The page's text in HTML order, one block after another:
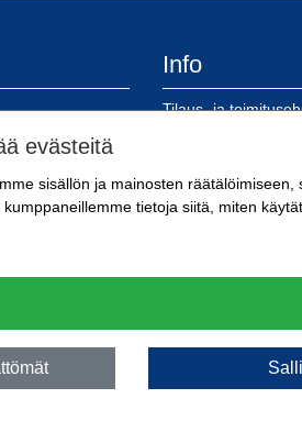
Info
Tilaus- ja
Ohjeet
Toimitus- ja
evästeitä
sisällön ja mainosten
tietoja siitä, miten